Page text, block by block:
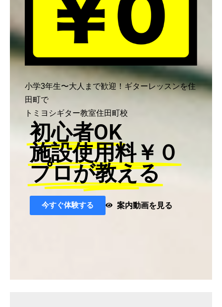
小学3年生〜大人まで歓迎！ギターレッスンを住
田町で
トミヨシギター教室住田町校
初心者OK
施設使用料￥０
プロが教える
今すぐ体験する 案内動画を見る